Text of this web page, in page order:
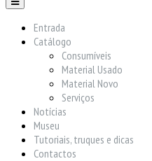
Entrada
Catálogo
Consumíveis
Material Usado
Material Novo
Serviços
Notícias
Museu
Tutoriais, truques e dicas
Contactos